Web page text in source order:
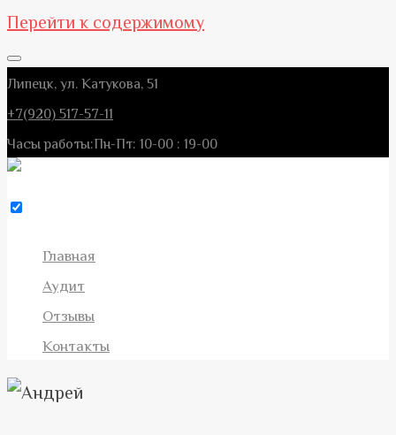
Перейти к содержимому
Липецк, ул. Катукова, 51
+7(920) 517-57-11
Часы работы:Пн-Пт: 10-00 : 19-00
Главная
Аудит
Отзывы
Контакты